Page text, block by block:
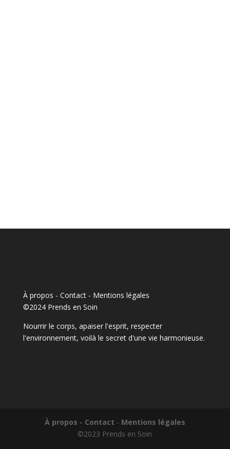
À propos - Contact- Mentions légales
©2024 Prends en Soin
Nourrir le corps, apaiser l'esprit, respecter
l'environnement, voilà le secret d'une vie harmonieuse.
À propos - Contact - Mentions légales
©2023 Prends en Soin